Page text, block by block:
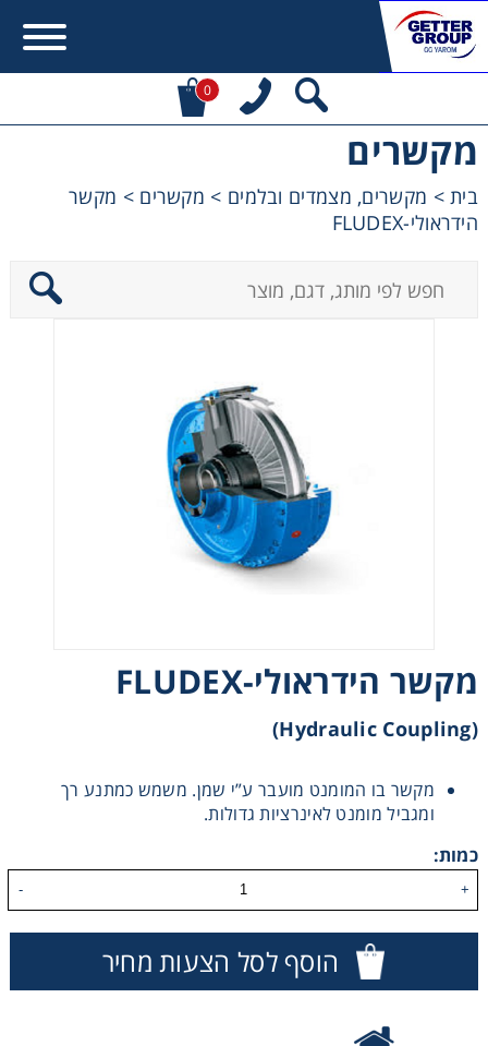
0
מקשרים
בית> מקשרים, מצמדים ובלמים > מקשרים > מקשר
הידראולי-FLUDEX
מקשר הידראולי-FLUDEX
(Hydraulic Coupling)
מקשר בו המומנט מועבר ע”י שמן. משמש כמתנע רך
ומגביל מומנט לאינרציות גדולות.
כמות:
+
-
הוסף לסל הצעות מחיר
Contact form not found.
מעונין לקבל הצעת מחיר או מידע עבור:
מקשרים, מצמדים ובלמים
שרשראות, גלגלי שרשרת וגלגלי שיניים
רצועות וי, רצועות תזמון וגלגלים
פיקוד ובקרה